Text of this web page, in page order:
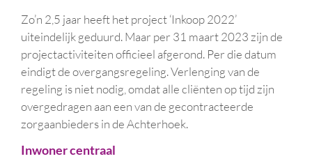
Zo’n 2,5 jaar heeft het project ‘Inkoop 2022’
uiteindelijk geduurd. Maar per 31 maart 2023 zijn de
projectactiviteiten officieel afgerond. Per die datum
eindigt de overgangsregeling. Verlenging van de
regeling is niet nodig, omdat alle cliënten op tijd zijn
overgedragen aan een van de gecontracteerde
zorgaanbieders in de Achterhoek.
Inwoner centraal